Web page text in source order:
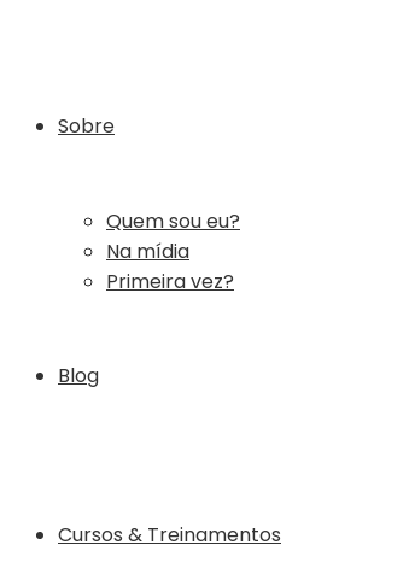
Sobre
Quem sou eu?
Na mídia
Primeira vez?
Blog
Cursos & Treinamentos